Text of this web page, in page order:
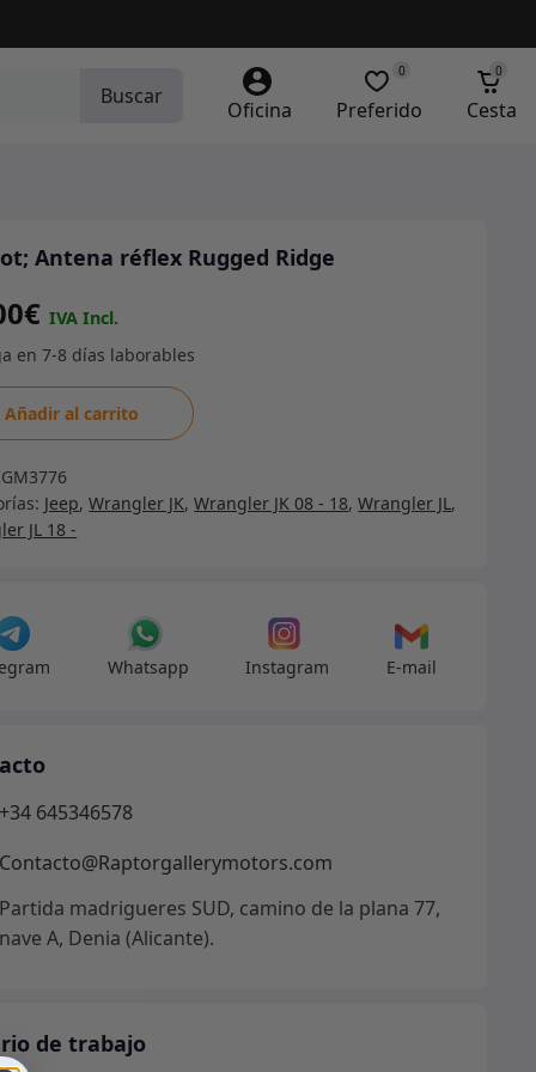
Buscar
Oficina Preferido
0
Cesta
0
Antena réflex Rugged Ridge
€
Añadir al carrito
Jeep,Wrangler JK,Wrangler JK 08 - 18,Wrangler JL,
JL 18 -
Whatsapp Instagram E-mail
+34 645346578
Contacto@Raptorgallerymotors.com
Partida madrigueres SUD, camino de la plana 77,
nave A, Denia (Alicante).
de trabajo